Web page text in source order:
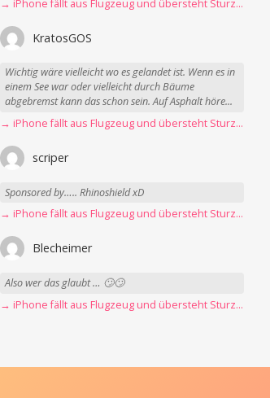
→ iPhone fällt aus Flugzeug und übersteht Sturz unbeschadet
KratosGOS
Wichtig wäre vielleicht wo es gelandet ist. Wenn es in
einem See war oder vielleicht durch Bäume
abgebremst kann das schon sein. Auf Asphalt höre...
→ iPhone fällt aus Flugzeug und übersteht Sturz unbeschadet
scriper
Sponsored by….. Rhinoshield xD
→ iPhone fällt aus Flugzeug und übersteht Sturz unbeschadet
Blecheimer
Also wer das glaubt … 🙄🙄
→ iPhone fällt aus Flugzeug und übersteht Sturz unbeschadet